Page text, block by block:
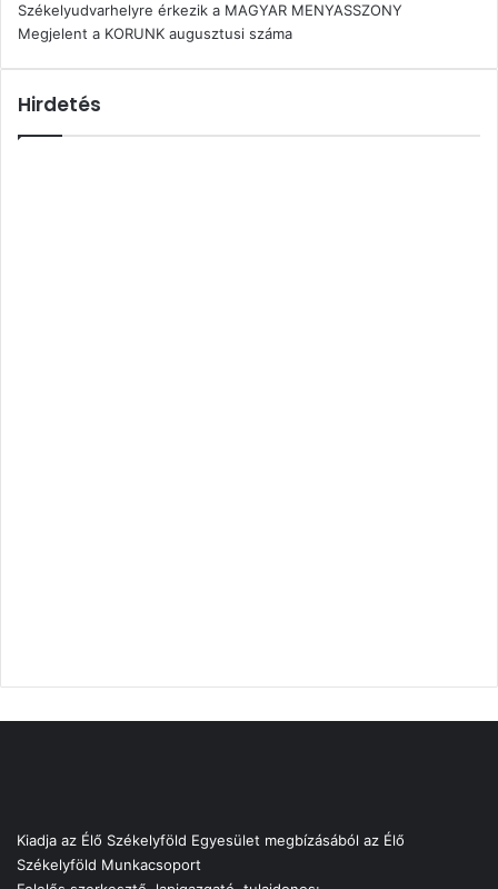
Székelyudvarhelyre érkezik a MAGYAR MENYASSZONY
Megjelent a KORUNK augusztusi száma
Hirdetés
Kiadja az Élő Székelyföld Egyesület megbízásából az Élő
Székelyföld Munkacsoport